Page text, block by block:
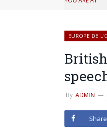
EUROPE DE
By ADMIN
Share